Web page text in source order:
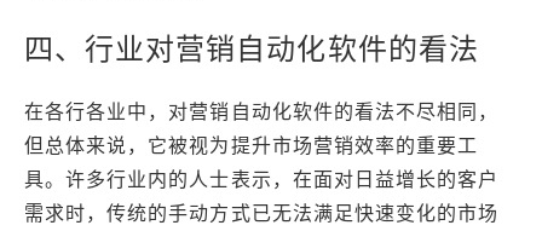
四、行业对营销自动化软件的看法
在各行各业中，对营销自动化软件的看法不尽相同，
但总体来说，它被视为提升市场营销效率的重要工
具。许多行业内的人士表示，在面对日益增长的客户
需求时，传统的手动方式已无法满足快速变化的市场